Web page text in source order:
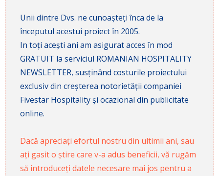
Unii dintre Dvs. ne cunoașteți înca de la
începutul acestui proiect în 2005.
In toți acești ani am asigurat acces în mod
GRATUIT la serviciul ROMANIAN HOSPITALITY
NEWSLETTER, susținând costurile proiectului
exclusiv din creșterea notorietății companiei
Fivestar Hospitality și ocazional din publicitate
online.
Dacă apreciați efortul nostru din ultimii ani, sau
ați gasit o știre care v-a adus beneficii, vă rugăm
să introduceți datele necesare mai jos pentru a